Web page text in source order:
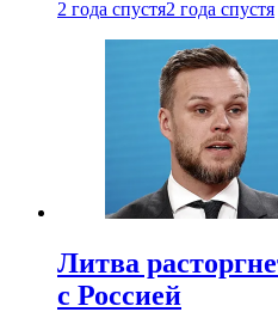
2 года спустя2 года спустя
Литва
с Россией